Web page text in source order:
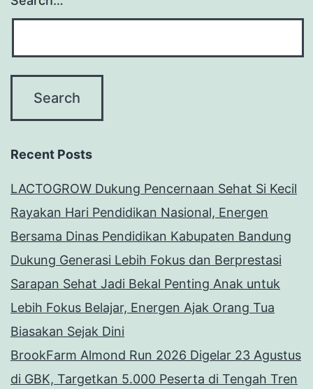
Recent Posts
LACTOGROW Dukung Pencernaan Sehat Si Kecil
Rayakan Hari Pendidikan Nasional, Energen
Bersama Dinas Pendidikan Kabupaten Bandung
Dukung Generasi Lebih Fokus dan Berprestasi
Sarapan Sehat Jadi Bekal Penting Anak untuk
Lebih Fokus Belajar, Energen Ajak Orang Tua
Biasakan Sejak Dini
BrookFarm Almond Run 2026 Digelar 23 Agustus
di GBK, Targetkan 5.000 Peserta di Tengah Tren